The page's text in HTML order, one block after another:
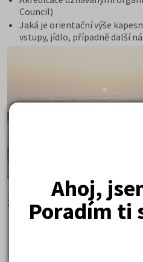
Ahoj,
Poradím ti
Council)
Jaká je orientační výše
vstupy, jídlo, případně další
20.4.2017